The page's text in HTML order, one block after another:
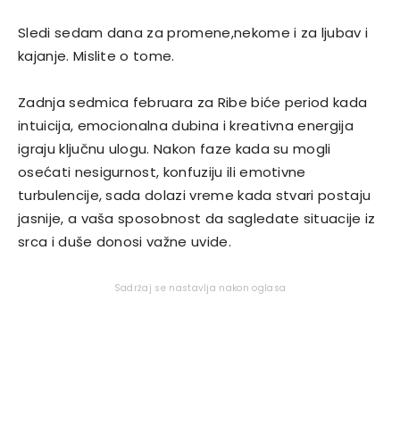
Sledi sedam dana za promene,nekome i za ljubav i
kajanje. Mislite o tome.
Zadnja sedmica februara za Ribe biće period kada
intuicija, emocionalna dubina i kreativna energija
igraju ključnu ulogu. Nakon faze kada su mogli
osećati nesigurnost, konfuziju ili emotivne
turbulencije, sada dolazi vreme kada stvari postaju
jasnije, a vaša sposobnost da sagledate situacije iz
srca i duše donosi važne uvide.
Sadržaj se nastavlja nakon oglasa